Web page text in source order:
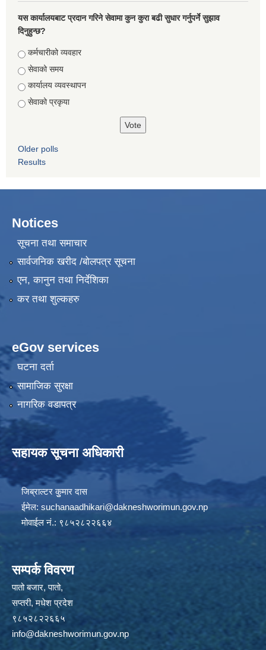
यस कार्यालयबाट प्रदान गरिने सेवामा कुन कुरा बढी सुधार गर्नुपर्ने सुझाव
दिनुहुन्छ?
Choices
कर्मचारीको व्यवहार
सेवाको समय
कार्यालय व्यवस्थापन
सेवाको प्रकृया
Older polls
Results
Notices
सूचना तथा समाचार
सार्वजनिक खरीद /बोलपत्र सूचना
एन, कानुन तथा निर्देशिका
कर तथा शुल्कहरु
eGov services
घटना दर्ता
सामाजिक सुरक्षा
नागरिक वडापत्र
सहायक सूचना अधिकारी
जिब्राल्टर कुुमार दास
ईमेल: suchanaadhikari@dakneshworimun.gov.np
मोवाईल नं.: ९८५२८२२६६४
सम्पर्क विवरण
पातो बजार, पातो,
सप्तरी, मधेश प्रदेश
९८५२८२२६६५
info@dakneshworimun.gov.np